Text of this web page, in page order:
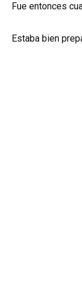
Fue entonces
Estaba bien